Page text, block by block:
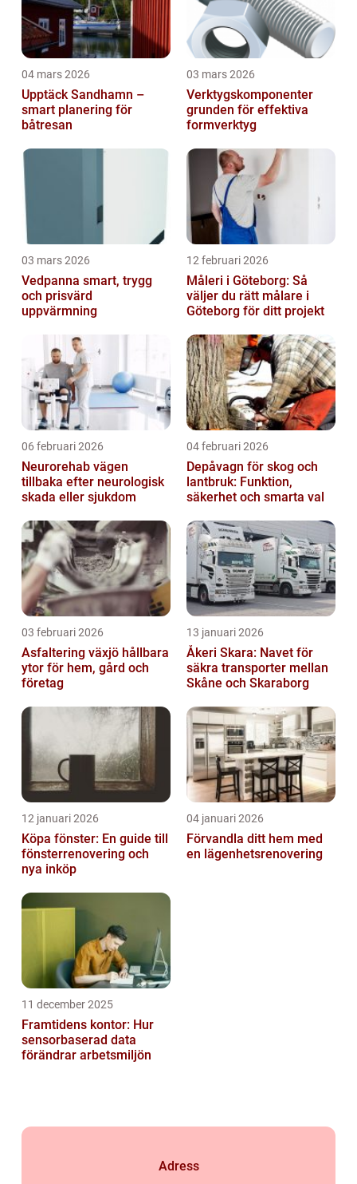
04 mars 2026
Upptäck Sandhamn –
smart planering för
båtresan
03 mars 2026
Verktygskomponenter
grunden för effektiva
formverktyg
03 mars 2026
Vedpanna smart, trygg
och prisvärd
uppvärmning
12 februari 2026
Måleri i Göteborg: Så
väljer du rätt målare i
Göteborg för ditt projekt
06 februari 2026
Neurorehab vägen
tillbaka efter neurologisk
skada eller sjukdom
04 februari 2026
Depåvagn för skog och
lantbruk: Funktion,
säkerhet och smarta val
03 februari 2026
Asfaltering växjö hållbara
ytor för hem, gård och
företag
13 januari 2026
Åkeri Skara: Navet för
säkra transporter mellan
Skåne och Skaraborg
12 januari 2026
Köpa fönster: En guide till
fönsterrenovering och
nya inköp
04 januari 2026
Förvandla ditt hem med
en lägenhetsrenovering
11 december 2025
Framtidens kontor: Hur
sensorbaserad data
förändrar arbetsmiljön
Adress